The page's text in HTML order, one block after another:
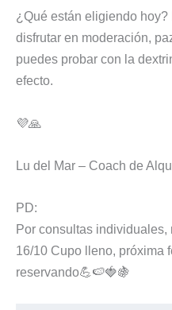
¿Qué están eligiendo
disfrutar en moderación,
puedes probar con la
efecto.
💜🙏
Lu del Mar – Coach de
PD:
Por consultas individuales,
16/10 Cupo lleno, próxima
reservando💪🍉🍓🍇